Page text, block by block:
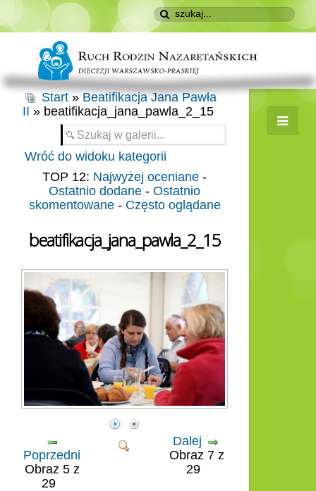
Start » Beatifikacja Jana Pawła
II » beatifikacja_jana_pawla_2_15
Wróć do widoku kategorii
TOP 12: Najwyżej oceniane -
Ostatnio dodane - Ostatnio
skomentowane- Często oglądane
beatifikacja_jana_pawla_2_15
Poprzedni
Obraz 5 z
29
Dalej
Obraz 7 z
29